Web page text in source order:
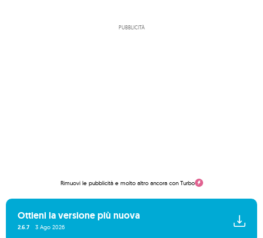
PUBBLICITÀ
Rimuovi le pubblicità e molto altro ancora con Turbo
Ottieni la versione più nuova
2.6.7 3 Ago 2026